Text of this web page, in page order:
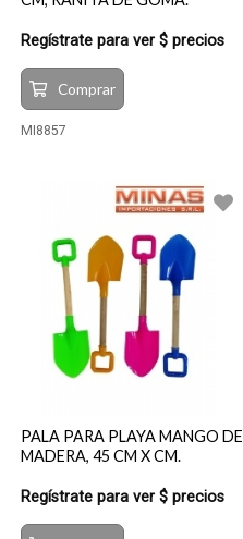
Regístrate para ver $ precios
Comprar
MI8857
PALA PARA PLAYA MANGO DE
MADERA, 45 CM X CM.
Regístrate para ver $ precios